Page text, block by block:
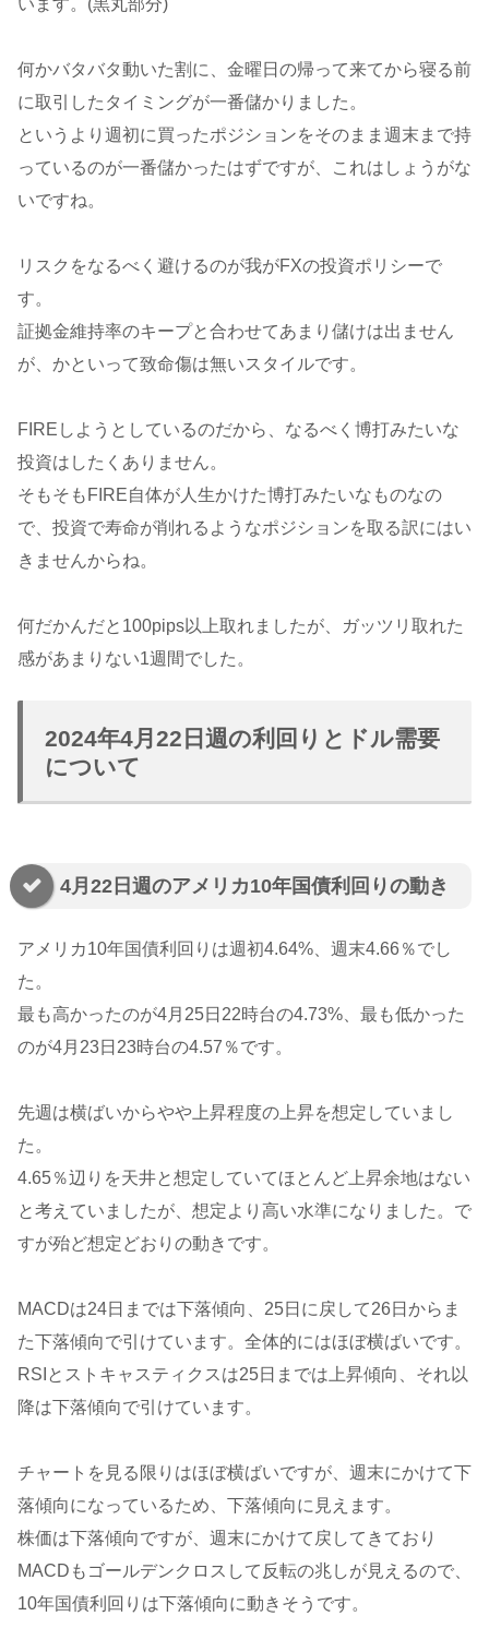
います。(黒丸部分)
何かバタバタ動いた割に、金曜日の帰って来てから寝る前
に取引したタイミングが一番儲かりました。
というより週初に買ったポジションをそのまま週末まで持
っているのが一番儲かったはずですが、これはしょうがな
いですね。
リスクをなるべく避けるのが我がFXの投資ポリシーで
す。
証拠金維持率のキープと合わせてあまり儲けは出ません
が、かといって致命傷は無いスタイルです。
FIREしようとしているのだから、なるべく博打みたいな
投資はしたくありません。
そもそもFIRE自体が人生かけた博打みたいなものなの
で、投資で寿命が削れるようなポジションを取る訳にはい
きませんからね。
何だかんだと100pips以上取れましたが、ガッツリ取れた
感があまりない1週間でした。
2024年4月22日週の利回りとドル需要
について
4月22日週のアメリカ10年国債利回りの動き
アメリカ10年国債利回りは週初4.64%、週末4.66％でし
た。
最も高かったのが4月25日22時台の4.73%、最も低かった
のが4月23日23時台の4.57％です。
先週は横ばいからやや上昇程度の上昇を想定していまし
た。
4.65％辺りを天井と想定していてほとんど上昇余地はない
と考えていましたが、想定より高い水準になりました。で
すが殆ど想定どおりの動きです。
MACDは24日までは下落傾向、25日に戻して26日からま
た下落傾向で引けています。全体的にはほぼ横ばいです。
RSIとストキャスティクスは25日までは上昇傾向、それ以
降は下落傾向で引けています。
チャートを見る限りはほぼ横ばいですが、週末にかけて下
落傾向になっているため、下落傾向に見えます。
株価は下落傾向ですが、週末にかけて戻してきており
MACDもゴールデンクロスして反転の兆しが見えるので、
10年国債利回りは下落傾向に動きそうです。